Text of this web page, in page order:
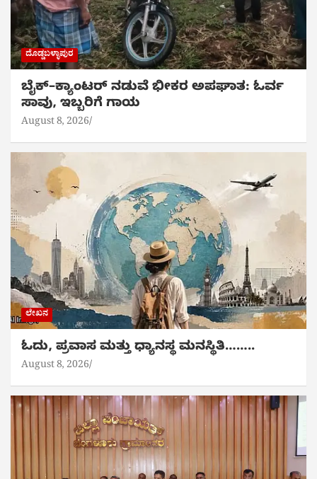
ದೊಡ್ಡಬಳ್ಳಾಪುರ
ಬೈಕ್‌–ಕ್ಯಾಂಟರ್ ನಡುವೆ ಭೀಕರ ಅಪಘಾತ: ಓರ್ವ
ಸಾವು, ಇಬ್ಬರಿಗೆ ಗಾಯ
August 8, 2026
ಲೇಖನ
ಓದು, ಪ್ರವಾಸ ಮತ್ತು ಧ್ಯಾನಸ್ಥ ಮನಸ್ಥಿತಿ……..
August 8, 2026